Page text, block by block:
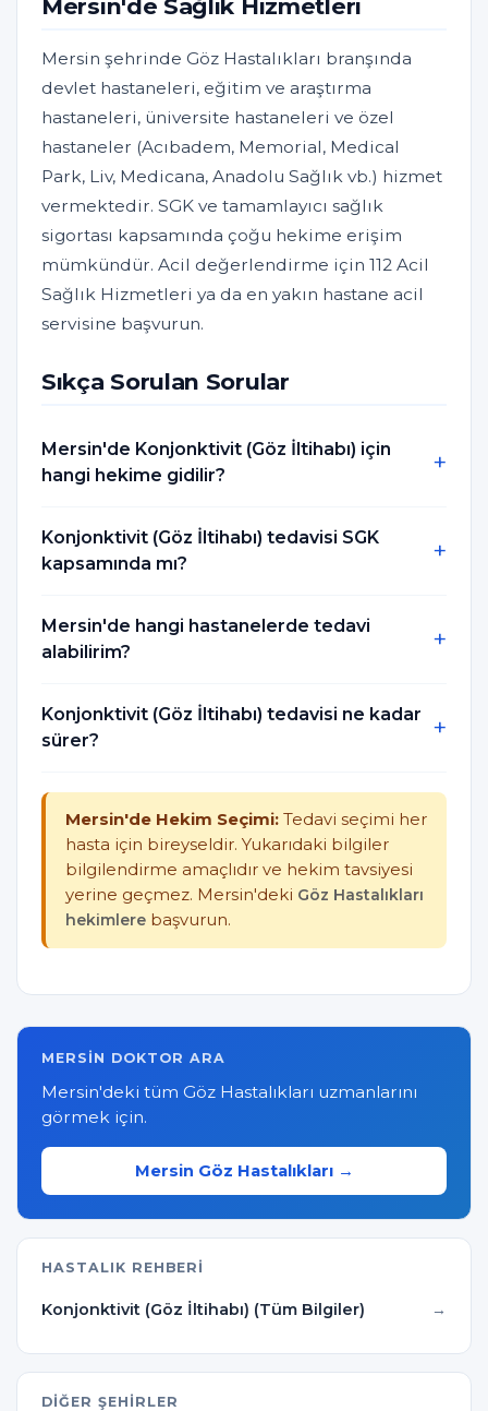
Mersin'de Sağlık Hizmetleri
Mersin şehrinde Göz Hastalıkları branşında
devlet hastaneleri, eğitim ve araştırma
hastaneleri, üniversite hastaneleri ve özel
hastaneler (Acıbadem, Memorial, Medical
Park, Liv, Medicana, Anadolu Sağlık vb.) hizmet
vermektedir. SGK ve tamamlayıcı sağlık
sigortası kapsamında çoğu hekime erişim
mümkündür. Acil değerlendirme için 112 Acil
Sağlık Hizmetleri ya da en yakın hastane acil
servisine başvurun.
Sıkça Sorulan Sorular
Mersin'de Konjonktivit (Göz İltihabı) için
hangi hekime gidilir?
Konjonktivit (Göz İltihabı) tedavisi SGK
kapsamında mı?
Mersin'de hangi hastanelerde tedavi
alabilirim?
Konjonktivit (Göz İltihabı) tedavisi ne kadar
sürer?
Mersin'de Hekim Seçimi: Tedavi seçimi her
hasta için bireyseldir. Yukarıdaki bilgiler
bilgilendirme amaçlıdır ve hekim tavsiyesi
yerine geçmez. Mersin'deki Göz Hastalıkları
hekimlere başvurun.
MERSIN DOKTOR ARA
Mersin'deki tüm Göz Hastalıkları uzmanlarını
görmek için.
Mersin Göz Hastalıkları →
HASTALIK REHBERI
Konjonktivit (Göz İltihabı) (Tüm Bilgiler)
DIĞER ŞEHIRLER